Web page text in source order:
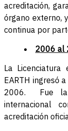
acreditación,
órgano externo,
continua por
2006 al
La Licenciatura
EARTH ingresó
2006. Fue la
internacional
acreditación